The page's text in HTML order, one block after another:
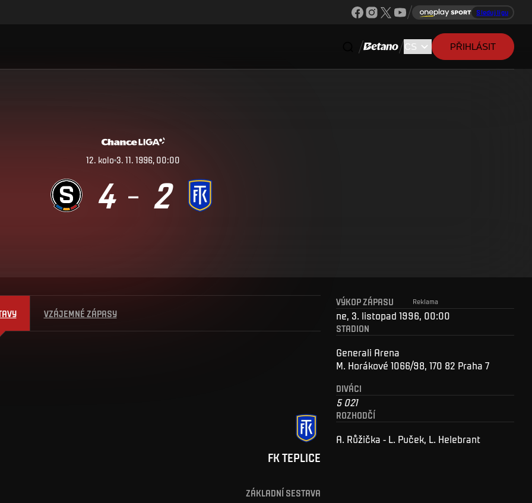
Sleduj ligu
PŘIHLÁSIT
12. kolo 3. 11. 1996, 00:00
4 – 2
VZÁJEMNÉ ZÁPASY
FK TEPLICE
ZÁKLADNÍ SESTAVA
Reklama
VÝKOP ZÁPASU
ne, 3. listopad 1996, 00:00
STADION
Generali Arena
M. Horákové 1066/98, 170 82 Praha 7
DIVÁCI
5 021
ROZHODČÍ
A. Růžička - L. Puček, L. Helebrant